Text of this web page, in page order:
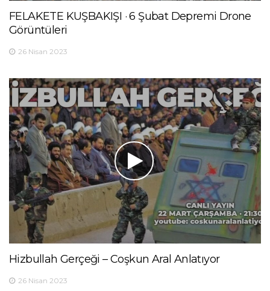
FELAKETE KUŞBAKIŞI · 6 Şubat Depremi Drone
Görüntüleri
26 Nisan 2023
Hizbullah Gerçeği – Coşkun Aral Anlatıyor
26 Nisan 2023